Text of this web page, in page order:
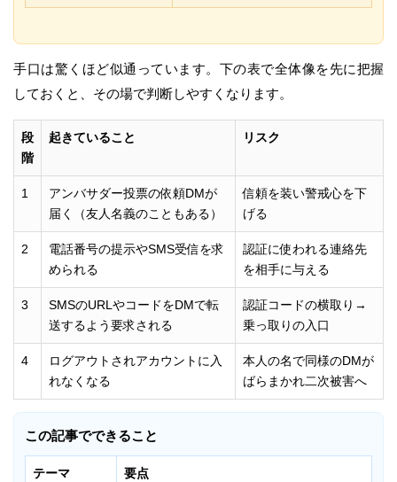
手口は驚くほど似通っています。下の表で全体像を先に把握
しておくと、その場で判断しやすくなります。
段
階
起きていること リスク
1
アンバサダー投票の依頼DMが
届く（友人名義のこともある）
信頼を装い警戒心を下
げる
2
電話番号の提示やSMS受信を求
められる
認証に使われる連絡先
を相手に与える
3
SMSのURLやコードをDMで転
送するよう要求される
認証コードの横取り→
乗っ取りの入口
4
ログアウトされアカウントに入
れなくなる
本人の名で同様のDMが
ばらまかれ二次被害へ
この記事でできること
テーマ 要点